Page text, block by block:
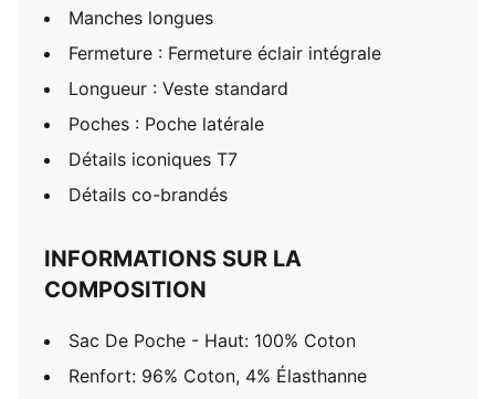
Manches longues
Fermeture : Fermeture éclair intégrale
Longueur : Veste standard
Poches : Poche latérale
Détails iconiques T7
Détails co-brandés
INFORMATIONS SUR LA
COMPOSITION
Sac De Poche - Haut: 100% Coton
Renfort: 96% Coton, 4% Élasthanne